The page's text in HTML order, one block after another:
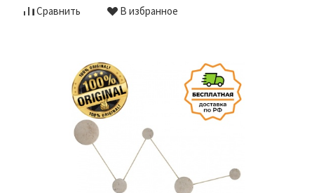
Сравнить В избранное